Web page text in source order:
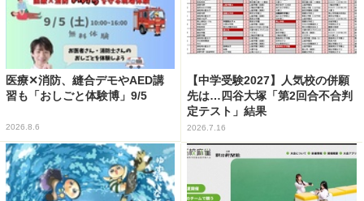
医療✕消防、縫合デモやAED講
習も「おしごと体験博」9/5
2026.8.6
【中学受験2027】人気校の併願
先は…四谷大塚「第2回合不合判
定テスト」結果
2026.7.16